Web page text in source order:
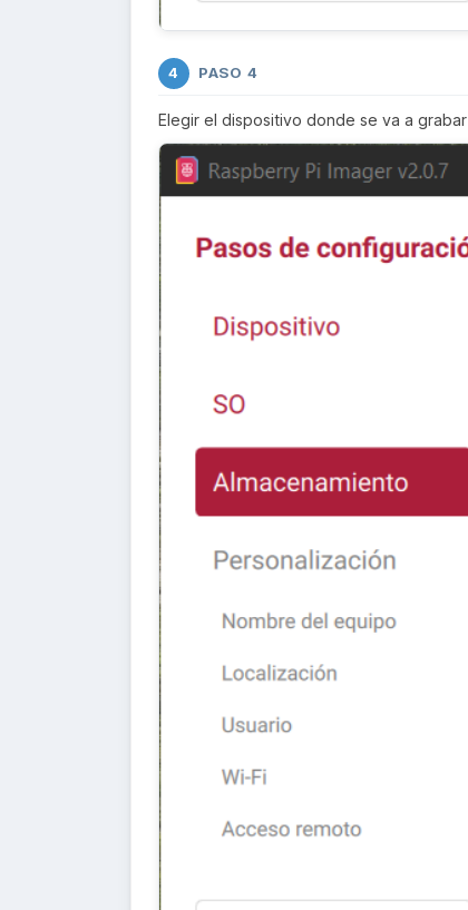
4 PASO 4
Elegir el dispositivo donde se va a grabar